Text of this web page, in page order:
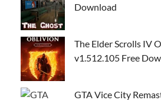
Download
The Elder Scrolls IV
v1.512.105 Free
GTA Vice City